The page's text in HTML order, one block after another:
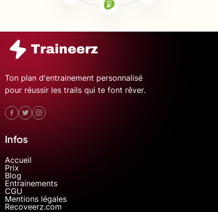
Ton plan d'entrainement personnalisé
pour réussir les trails qui te font rêver.
Infos
Accueil
Prix
Blog
Entrainements
CGU
Mentions légales
Recoveerz.com